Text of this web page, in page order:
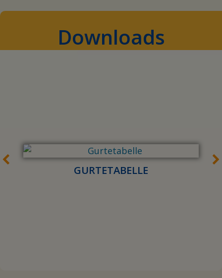
Downloads
GURTETABELLE